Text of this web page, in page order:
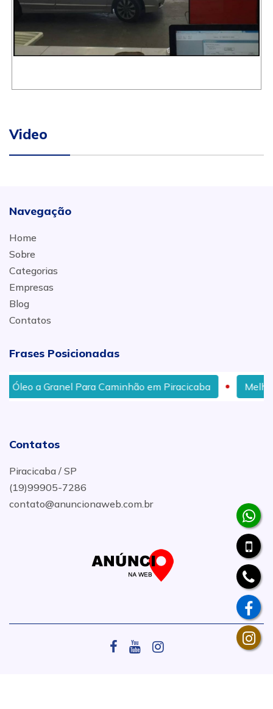
Video
Navegação
Home
Sobre
Categorias
Empresas
Blog
Contatos
Frases Posicionadas
a Granel Para Caminhão em Piracicaba Melhor
Contatos
Piracicaba / SP
(19)99905-7286
contato@anuncionaweb.com.br